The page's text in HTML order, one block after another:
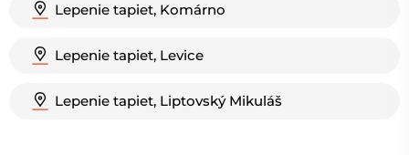
Lepenie tapiet, Komárno
Lepenie tapiet, Levice
Lepenie tapiet, Liptovský Mikuláš